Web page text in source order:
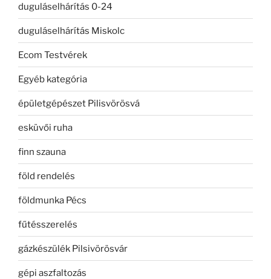
duguláselhárítás 0-24
duguláselhárítás Miskolc
Ecom Testvérek
Egyéb kategória
épületgépészet Pilisvörösvá
esküvői ruha
finn szauna
föld rendelés
földmunka Pécs
fűtésszerelés
gázkészülék Pilsivörösvár
gépi aszfaltozás